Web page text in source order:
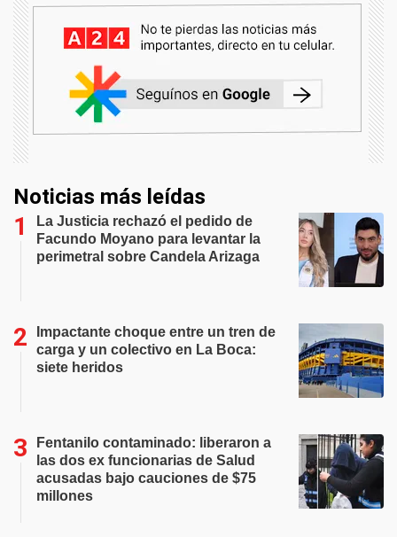
Noticias más leídas
La Justicia rechazó el pedido de
Facundo Moyano para levantar la
perimetral sobre Candela Arizaga
Impactante choque entre un tren de
carga y un colectivo en La Boca:
siete heridos
Fentanilo contaminado: liberaron a
las dos ex funcionarias de Salud
acusadas bajo cauciones de $75
millones